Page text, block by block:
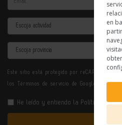
Actividad
Provincia
Este sitio está protegido por reCAPTCHA y
los Términos de servicio de Google.
He leído y entiendo la Política de
en